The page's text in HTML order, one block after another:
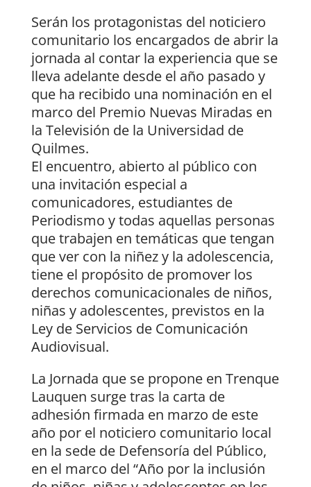
Serán los protagonistas del noticiero
comunitario los encargados de abrir la
jornada al contar la experiencia que se
lleva adelante desde el año pasado y
que ha recibido una nominación en el
marco del Premio Nuevas Miradas en
la Televisión de la Universidad de
Quilmes.
El encuentro, abierto al público con
una invitación especial a
comunicadores, estudiantes de
Periodismo y todas aquellas personas
que trabajen en temáticas que tengan
que ver con la niñez y la adolescencia,
tiene el propósito de promover los
derechos comunicacionales de niños,
niñas y adolescentes, previstos en la
Ley de Servicios de Comunicación
Audiovisual.
La Jornada que se propone en Trenque
Lauquen surge tras la carta de
adhesión firmada en marzo de este
año por el noticiero comunitario local
en la sede de Defensoría del Público,
en el marco del “Año por la inclusión